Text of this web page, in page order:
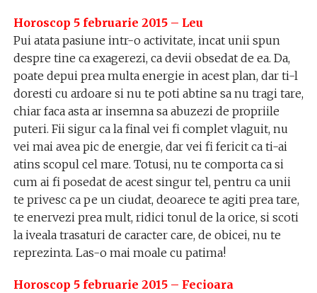
Horoscop 5 februarie 2015 – Leu
Pui atata pasiune intr-o activitate, incat unii spun
despre tine ca exagerezi, ca devii obsedat de ea. Da,
poate depui prea multa energie in acest plan, dar ti-l
doresti cu ardoare si nu te poti abtine sa nu tragi tare,
chiar faca asta ar insemna sa abuzezi de propriile
puteri. Fii sigur ca la final vei fi complet vlaguit, nu
vei mai avea pic de energie, dar vei fi fericit ca ti-ai
atins scopul cel mare. Totusi, nu te comporta ca si
cum ai fi posedat de acest singur tel, pentru ca unii
te privesc ca pe un ciudat, deoarece te agiti prea tare,
te enervezi prea mult, ridici tonul de la orice, si scoti
la iveala trasaturi de caracter care, de obicei, nu te
reprezinta. Las-o mai moale cu patima!
Horoscop 5 februarie 2015 – Fecioara